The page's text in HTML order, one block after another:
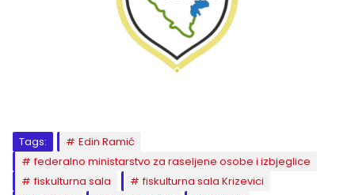
Tags:
Edin Ramić
federalno ministarstvo za raseljene osobe i izbjeglice
fiskulturna sala
fiskulturna sala Krizevici